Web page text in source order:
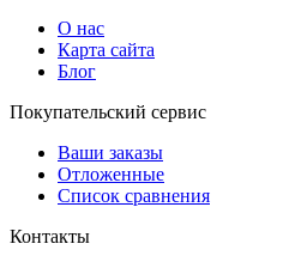
О нас
Карта сайта
Блог
Покупательский сервис
Ваши заказы
Отложенные
Список сравнения
Контакты